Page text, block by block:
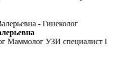
Маммолог УЗИ специалист I